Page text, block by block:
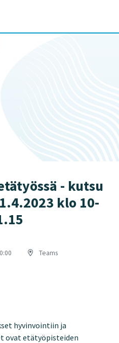
- kutsu
klo 10-
Teams
hyvinvointiin ja
ovat etätyöpisteiden